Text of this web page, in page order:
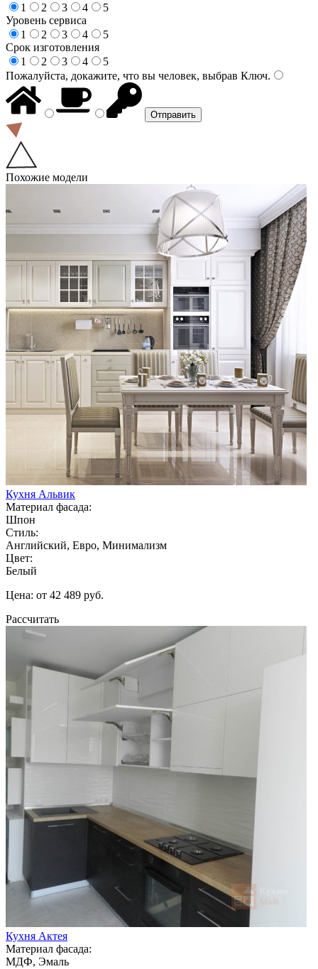
1
2 3 4
5
Уровень сервиса
1
2 3 4
5
Срок изготовления
1
2 3 4
5
Пожалуйста, докажите, что вы человек, выбрав Ключ.
Похожие модели
Кухня Альвик
Материал фасада:
Шпон
Стиль:
Английский, Евро, Минимализм
Цвет:
Белый
Цена: от 42 489 руб.
Рассчитать
Кухня Актея
Материал фасада:
МДФ, Эмаль